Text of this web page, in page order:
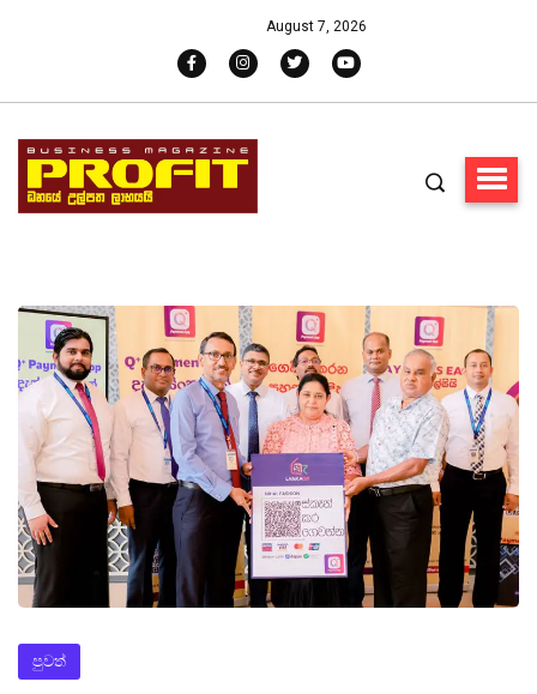
August 7, 2026
පුවත්